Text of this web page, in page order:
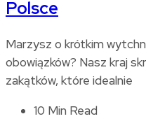
Polsce
Marzysz o krótkim
obowiązków? Nasz kraj
zakątków, które idealnie
10 Min Read